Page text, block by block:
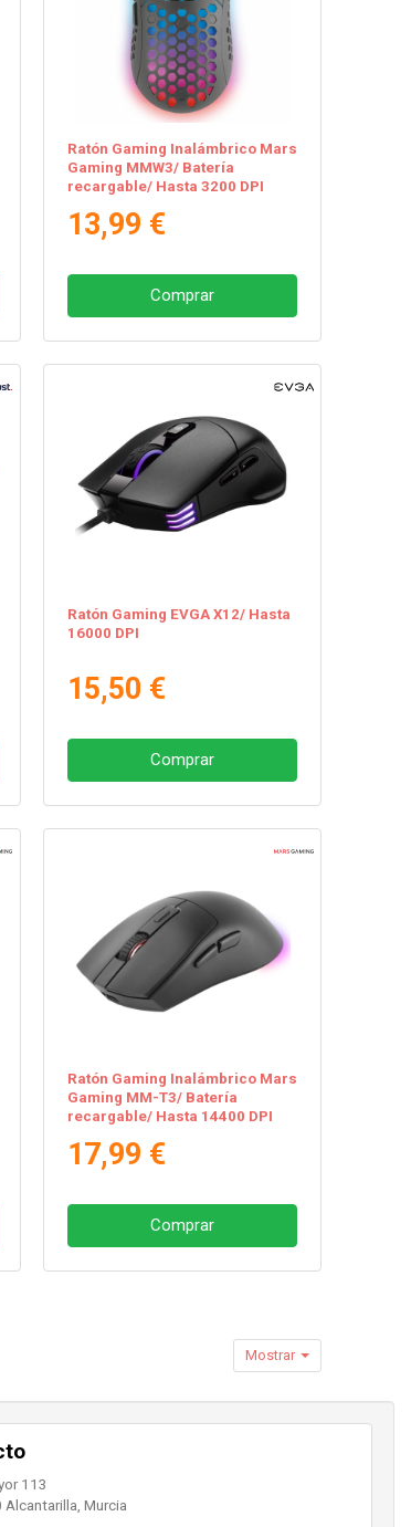
Ratón Gaming Inalámbrico Mars
Gaming MMW3/ Batería
recargable/ Hasta 3200 DPI
13,99 €
Comprar
Ratón Gaming EVGA X12/ Hasta
16000 DPI
15,50 €
Comprar
Ratón Gaming Inalámbrico Mars
Gaming MM-T3/ Batería
recargable/ Hasta 14400 DPI
17,99 €
Comprar
Mostrar
113
Alcantarilla Murcia